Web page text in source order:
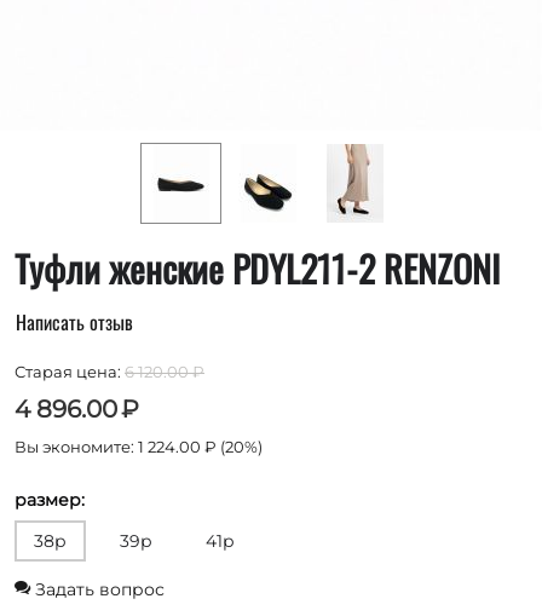
Туфли женские PDYL211-2 RENZONI
Написать отзыв
Старая цена: 6 120.00₽
4 896.00₽
Вы экономите: 1 224.00 ₽ (20%)
размер:
38р
39р 41р
Задать вопрос